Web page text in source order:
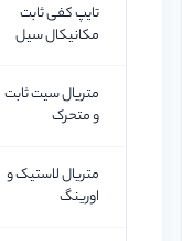
تایپ کفی ثابت
مکانیکال سیل
متریال سیت ثابت
و متحرک
متریال لاستیک و
اورینگ